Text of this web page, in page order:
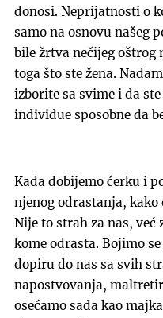
donosi. Neprijatnosti o
samo na osnovu našeg
bile žrtva nečijeg
toga što ste žena.
izborite sa svime i da
individue sposobne da
Kada dobijemo ćerku i
njenog odrastanja, kako
Nije to strah za nas, već
kome odrasta. Bojimo
dopiru do nas sa svih
napostvovanja,
osećamo sada kao